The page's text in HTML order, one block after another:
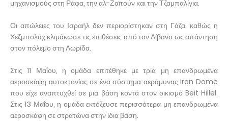
μηχανισμούς στη Ράφα, την αλ-Ζαϊτούν και την Τζαμπαλίγια.
Οι απώλειες του Ισραήλ δεν περιορίστηκαν στη Γάζα, καθώς η
Χεζμπολάχ κλιμάκωσε τις επιθέσεις από τον Λίβανο ως απάντηση
στον πόλεμο στη Λωρίδα.
Στις 11 Μαΐου, η ομάδα επιτέθηκε με τρία μη επανδρωμένα
αεροσκάφη αυτοκτονίας σε ένα σύστημα αεράμυνας Iron Dome
που είχε αναπτυχθεί σε μια βάση κοντά στον οικισμό Beit Hillel.
Στις 13 Μαΐου, η ομάδα εκτόξευσε περισσότερα μη επανδρωμένα
αεροσκάφη σε στρατώνα στην ίδια βάση.